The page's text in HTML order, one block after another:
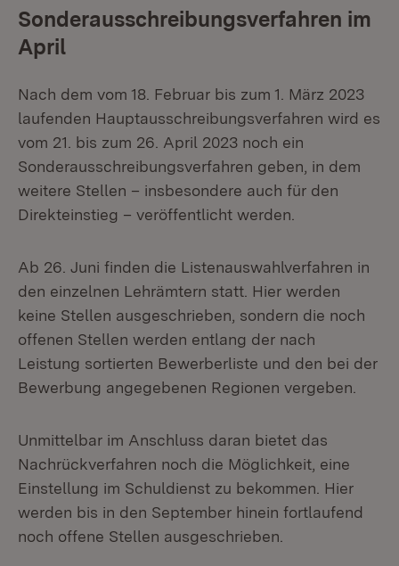
Sonderausschreibungsverfahren im
April
Nach dem vom 18. Februar bis zum 1. März 2023
laufenden Hauptausschreibungsverfahren wird es
vom 21. bis zum 26. April 2023 noch ein
Sonderausschreibungsverfahren geben, in dem
weitere Stellen – insbesondere auch für den
Direkteinstieg – veröffentlicht werden.
Ab 26. Juni finden die Listenauswahlverfahren in
den einzelnen Lehrämtern statt. Hier werden
keine Stellen ausgeschrieben, sondern die noch
offenen Stellen werden entlang der nach
Leistung sortierten Bewerberliste und den bei der
Bewerbung angegebenen Regionen vergeben.
Unmittelbar im Anschluss daran bietet das
Nachrückverfahren noch die Möglichkeit, eine
Einstellung im Schuldienst zu bekommen. Hier
werden bis in den September hinein fortlaufend
noch offene Stellen ausgeschrieben.